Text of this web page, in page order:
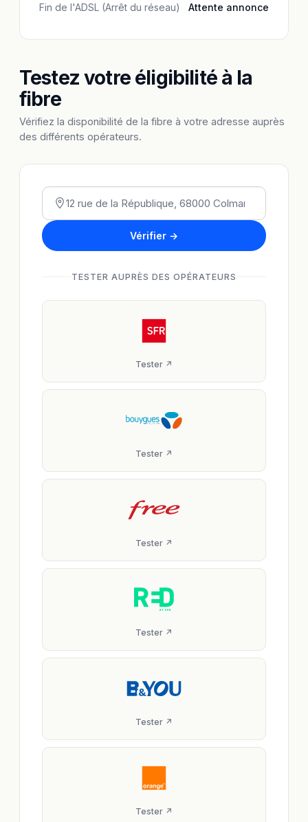
Fin de l'ADSL (Arrêt du réseau) Attente annonce
Testez votre éligibilité à la
fibre
Vérifiez la disponibilité de la fibre à votre adresse auprès
des différents opérateurs.
Vérifier →
TESTER AUPRÈS DES OPÉRATEURS
Tester ↗
Tester ↗
Tester ↗
Tester ↗
Tester ↗
Tester ↗